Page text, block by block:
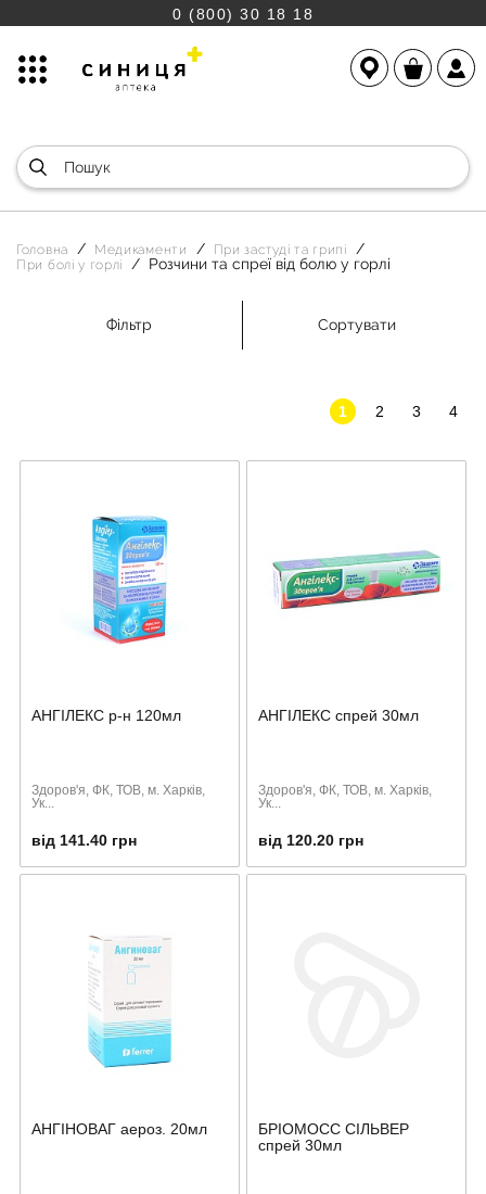
0 (800) 30 18 18
Головна Медикаменти
При застуді та грипі
При болі у горлі
Розчини та спреї від болю у горлі
Фільтр Сортувати
1 2 3 4
АНГІЛЕКС р-н 120мл
Здоров'я, ФК, ТОВ, м. Харків,
Ук...
від 141.40 грн
АНГІЛЕКС спрей 30мл
Здоров'я, ФК, ТОВ, м. Харків,
Ук...
від 120.20 грн
АНГІНОВАГ аероз. 20мл
БРІОМОСС СІЛЬВЕР
спрей 30мл